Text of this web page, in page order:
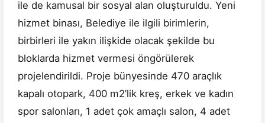
ile de kamusal bir sosyal alan oluşturuldu. Yeni
hizmet binası, Belediye ile ilgili birimlerin,
birbirleri ile yakın ilişkide olacak şekilde bu
bloklarda hizmet vermesi öngörülerek
projelendirildi. Proje bünyesinde 470 araçlık
kapalı otopark, 400 m2’lik kreş, erkek ve kadın
spor salonları, 1 adet çok amaçlı salon, 4 adet